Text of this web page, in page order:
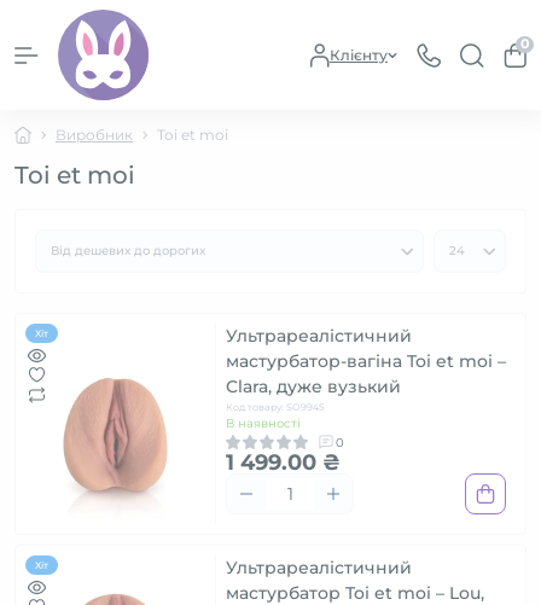
Клієнту
0
Виробник Toi et moi
Toi et moi
Хіт
Ультрареалістичний
мастурбатор-вагіна Toi et moi –
Clara, дуже вузький
Код товару: SO9945
В наявності
0
1 499.00 ₴
Хіт
Ультрареалістичний
мастурбатор Toi et moi – Lou,